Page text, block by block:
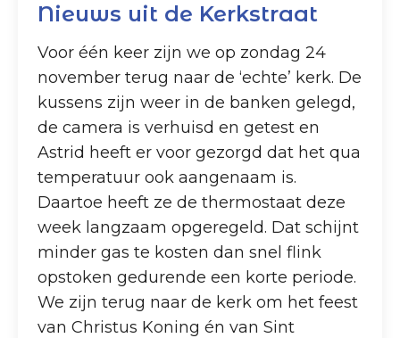
Nieuws uit de Kerkstraat
Voor één keer zijn we op zondag 24
november terug naar de ‘echte’ kerk. De
kussens zijn weer in de banken gelegd,
de camera is verhuisd en getest en
Astrid heeft er voor gezorgd dat het qua
temperatuur ook aangenaam is.
Daartoe heeft ze de thermostaat deze
week langzaam opgeregeld. Dat schijnt
minder gas te kosten dan snel flink
opstoken gedurende een korte periode.
We zijn terug naar de kerk om het feest
van Christus Koning én van Sint